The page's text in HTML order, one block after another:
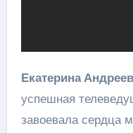
Екатерина
успешная
завоевала сердца